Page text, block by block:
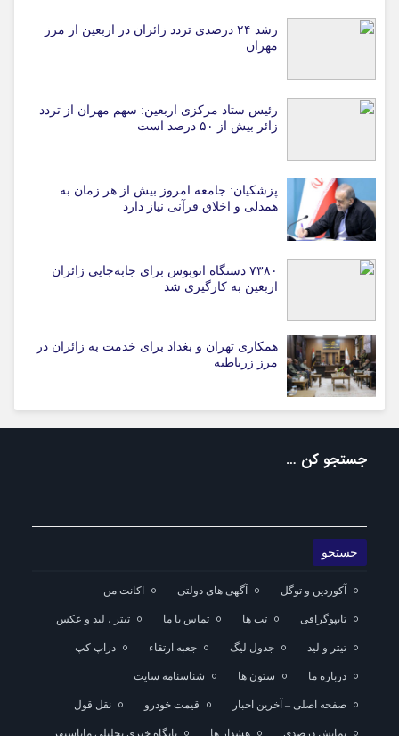
رشد ۲۴ درصدی تردد زائران در اربعین از مرز
مهران
رئیس ستاد مرکزی اربعین: سهم مهران از تردد
زائر بیش از ۵۰ درصد است
پزشکیان: جامعه امروز بیش از هر زمان به
همدلی و اخلاق قرآنی نیاز دارد
۷۳۸۰ دستگاه اتوبوس برای جابه‌جایی زائران
اربعین به‌ کارگیری شد
همکاری تهران و بغداد برای خدمت به زائران در
مرز زرباطیه
جستجو کن …
آکوردین و توگل آگهی های دولتی اکانت من
تایپوگرافی تب ها تماس با ما تیتر ، لید و عکس
تیتر و لید جدول لیگ جعبه ارتقاء دراپ کپ
درباره ما ستون ها شناسنامه سایت
صفحه اصلی – آخرین اخبار قیمت خودرو نقل قول
نمایش درصدی هشدار ها پایگاه خبری تحلیلی ماناسپهر